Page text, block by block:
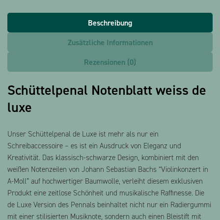
Beschreibung
Zusätzliche Informationen
Rezensionen (0)
Schüttelpenal Notenblatt weiss de
luxe
Unser Schüttelpenal de Luxe ist mehr als nur ein
Schreibaccessoire – es ist ein Ausdruck von Eleganz und
Kreativität. Das klassisch-schwarze Design, kombiniert mit den
weißen Notenzeilen von Johann Sebastian Bachs “Violinkonzert in
A-Moll” auf hochwertiger Baumwolle, verleiht diesem exklusiven
Produkt eine zeitlose Schönheit und musikalische Raffinesse. Die
de Luxe Version des Pennals beinhaltet nicht nur ein Radiergummi
mit einer stilisierten Musiknote, sondern auch einen Bleistift mit